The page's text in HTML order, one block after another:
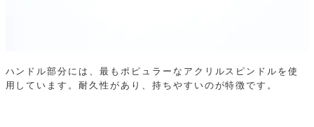
ハンドル部分には、最もポピュラーなアクリルスピンドルを使
用しています。耐久性があり、持ちやすいのが特徴です。